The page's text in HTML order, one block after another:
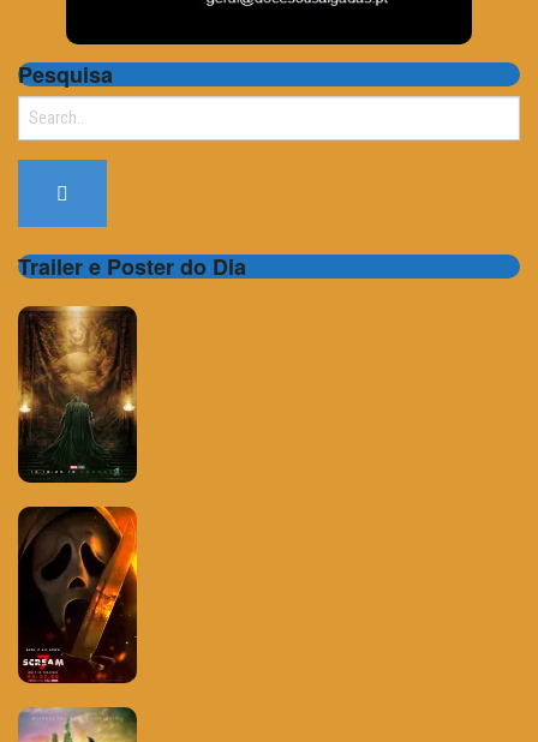
Pesquisa
Search
Trailer e Poster do Dia